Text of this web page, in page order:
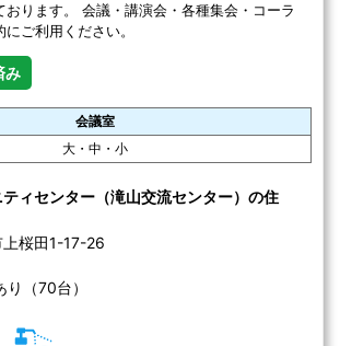
おります。 会議・講演会・各種集会・コーラ
ご利用ください。
み
会議室
大・中・小
ィセンター（滝山交流センター）の住
桜田1-17-26
り（70台）